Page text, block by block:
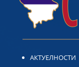
АКТУЕЛНОСТИ